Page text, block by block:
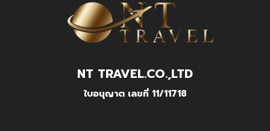
NT TRAVEL.CO.,LTD
ใบอนุญาต เลขที่ 11/11718